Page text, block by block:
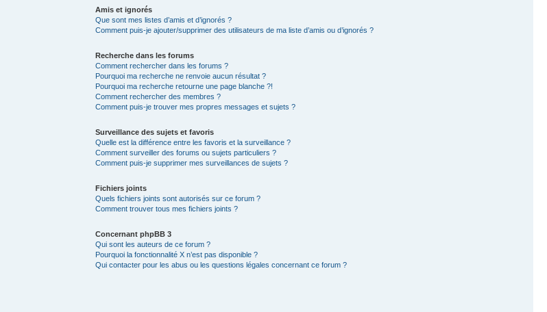
Amis et ignorés
Que sont mes listes d’amis et d’ignorés ?
Comment puis-je ajouter/supprimer des utilisateurs de ma liste d’amis ou d’ignorés ?
Recherche dans les forums
Comment rechercher dans les forums ?
Pourquoi ma recherche ne renvoie aucun résultat ?
Pourquoi ma recherche retourne une page blanche ?!
Comment rechercher des membres ?
Comment puis-je trouver mes propres messages et sujets ?
Surveillance des sujets et favoris
Quelle est la différence entre les favoris et la surveillance ?
Comment surveiller des forums ou sujets particuliers ?
Comment puis-je supprimer mes surveillances de sujets ?
Fichiers joints
Quels fichiers joints sont autorisés sur ce forum ?
Comment trouver tous mes fichiers joints ?
Concernant phpBB 3
Qui sont les auteurs de ce forum ?
Pourquoi la fonctionnalité X n’est pas disponible ?
Qui contacter pour les abus ou les questions légales concernant ce forum ?